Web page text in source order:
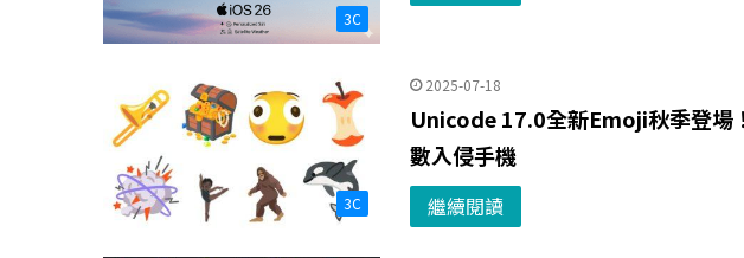
3C
3C
2025-07-18
Unicode 17.0全新Emoji秋季登場
數入侵手機
繼續閱讀